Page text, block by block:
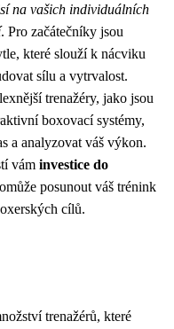
na vašich individuálních
. Pro začátečníky jsou
které slouží k nácviku
sílu a vytrvalost.
trenažéry, jako jsou
boxovací systémy,
a analyzovat váš výkon.
vám investice do
posunout váš trénink
cílů.
trenažérů, které